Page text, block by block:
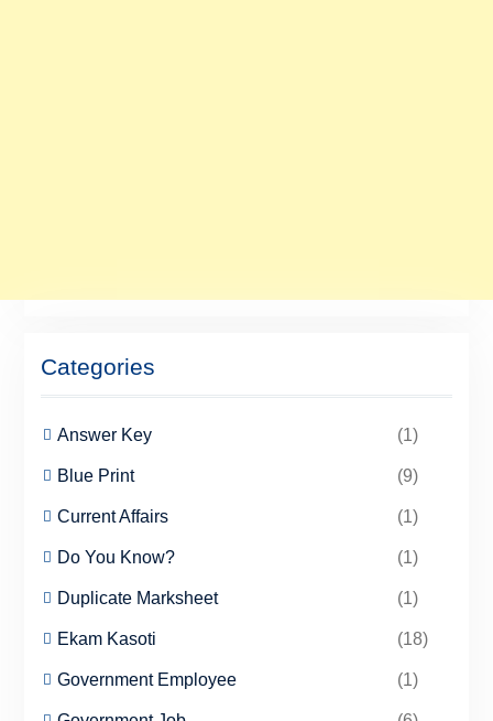
Categories
Answer Key (1)
Blue Print (9)
Current Affairs (1)
Do You Know? (1)
Duplicate Marksheet (1)
Ekam Kasoti (18)
Government Employee (1)